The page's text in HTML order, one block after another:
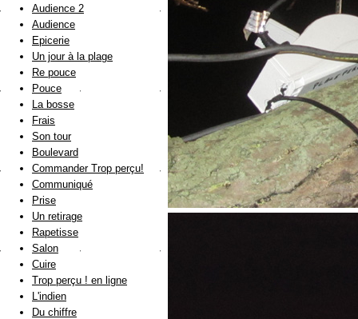
Audience 2
Audience
Epicerie
Un jour à la plage
Re pouce
Pouce
La bosse
Frais
Son tour
Boulevard
Commander Trop perçu!
Communiqué
Prise
Un retirage
Rapetisse
Salon
Cuire
Trop perçu ! en ligne
L'indien
Du chiffre